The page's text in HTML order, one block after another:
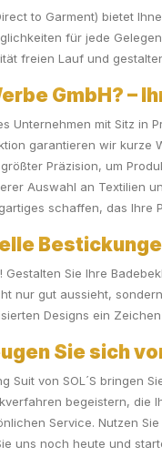
to Garment) bietet
für jede
freien Lauf und
GmbH? –
Unternehmen mit Sitz in
garantieren wir kurze
Präzision, um
Auswahl an Textilien
schaffen, das Ihre
Gestalten Sie Ihre
nur gut aussieht,
Designs ein
Sie sich
Suit von SOL´S bringen
begeistern, die
Service. Nutzen
uns noch heute und